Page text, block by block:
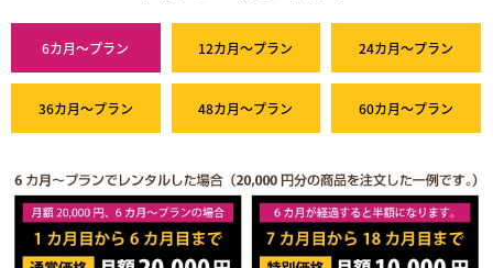
6カ月～プラン 12カ月～プラン 24カ月～プラン
36カ月～プラン 48カ月～プラン 60カ月～プラン